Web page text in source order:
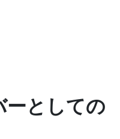
としての